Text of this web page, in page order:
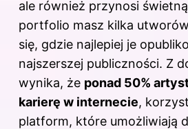
e
b
o
o
k
e
st
di
t
bl
r
ale również przynosi
portfolio masz kilka
się, gdzie najlepiej je
najszerszej publiczności. Z
wynika, że ponad 50%
karierę w internecie,
platform, które umożliwiają